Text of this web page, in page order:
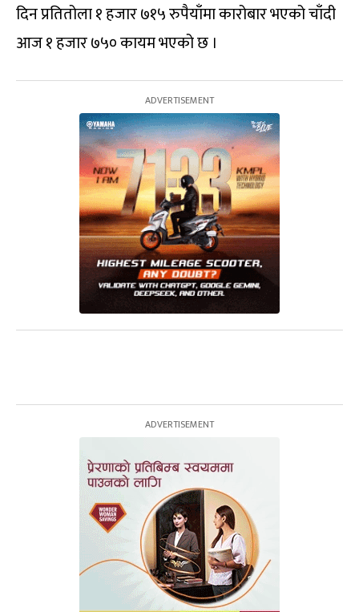
दिन प्रतितोला १ हजार ७१५ रुपैयाँमा कारोबार भएको चाँदी
आज १ हजार ७५० कायम भएको छ ।